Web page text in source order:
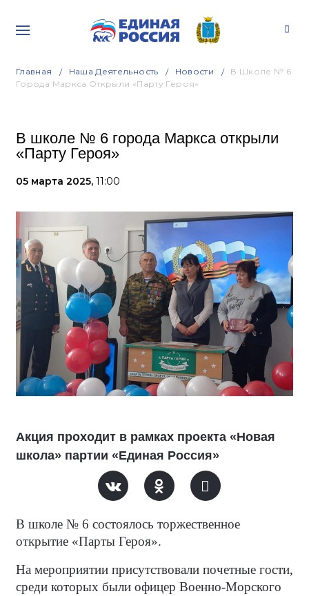
Главная Наша Деятельность Новости
В Школе № 6
Города Маркса Открыли «Парту Героя»
В школе № 6 города Маркса открыли
«Парту Героя»
05 марта 2025, 11:00
Акция проходит в рамках проекта «Новая
школа» партии «Единая Россия»
В школе № 6 состоялось торжественное
открытие «Парты Героя».
На мероприятии присутствовали почетные гости,
среди которых были офицер Военно-Морского